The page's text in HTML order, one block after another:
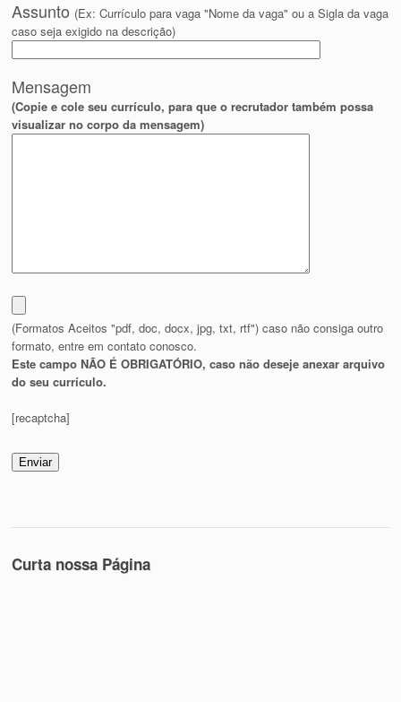
Assunto (Ex: Currículo para vaga "Nome da vaga" ou a Sigla da vaga
caso seja exigido na descrição)
Mensagem
(Copie e cole seu currículo, para que o recrutador também possa
visualizar no corpo da mensagem)
(Formatos Aceitos "pdf, doc, docx, jpg, txt, rtf") caso não consiga outro
formato, entre em contato conosco.
Este campo NÃO É OBRIGATÓRIO, caso não deseje anexar arquivo
do seu currículo.
[recaptcha]
Curta nossa Página